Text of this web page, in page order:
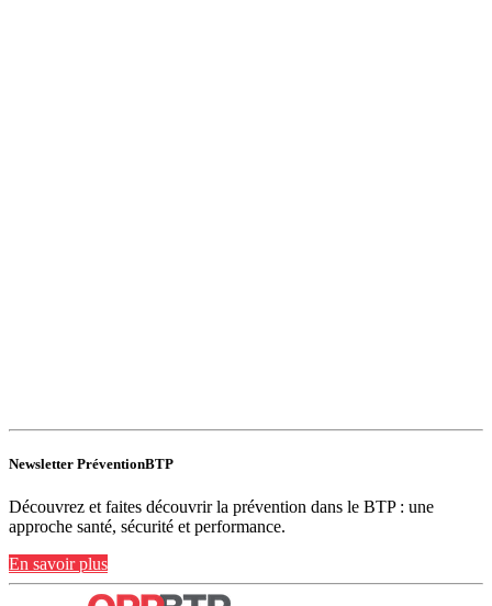
Newsletter PréventionBTP
Découvrez et faites découvrir la prévention dans le BTP : une
approche santé, sécurité et performance.
En savoir plus